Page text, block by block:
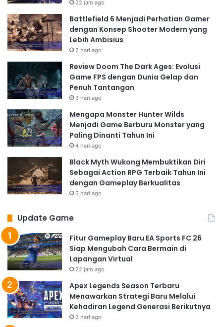
kerusakan yang diterima. Penggunaan Rage yang tepat
waktu dapat menjadi penentu kemenangan, tetapi juga
berisiko jika digunakan dengan sembrono. Pemain
harus mempertimbangkan dengan cermat kapan harus
mengaktifkan Rage, mempertimbangkan level
kesehatan karakter sendiri dan lawan. Keberhasilan
mengelola Rage Gauge merupakan bukti keahlian
pemain dalam memahami dinamika pertarungan
dalam Samurai Shodown. Ini adalah elemen yang
membedakan Samurai Shodown dari game fighting lain
dan menambah kedalaman strategi yang kompleks.
Beragam Karakter dan Gaya
Bertarung yang Unik
Samurai Shodown menawarkan roster karakter yang
beragam, masing-masing dengan gaya bertarung,
gagah berani dengan katananya, sampai Ukyo
Tachibana yang lincah dengan naginatanya, setiap
karakter memiliki kepribadian dan latar belakang yang
kaya, yang menambah kedalaman dan daya tarik
game ini. Pemain dapat memilih karakter yang sesuai
dengan gaya bermain mereka, dan mempelajari
kekuatan dan kelemahan masing-masing karakter
merupakan bagian penting dari perjalanan untuk
menguasai Samurai Shodown. Keberagaman ini
22 jam ago
Battlefield 6 Menjadi Perhatian Gamer
dengan Konsep Shooter Modern yang
Lebih Ambisius
2 hari ago
Review Doom The Dark Ages: Evolusi
Game FPS dengan Dunia Gelap dan
Penuh Tantangan
3 hari ago
Mengapa Monster Hunter Wilds
Menjadi Game Berburu Monster yang
Paling Dinanti Tahun Ini
4 hari ago
Black Myth Wukong Membuktikan Diri
Sebagai Action RPG Terbaik Tahun Ini
dengan Gameplay Berkualitas
5 hari ago
Update Game
Fitur Gameplay Baru EA Sports FC 26
Siap Mengubah Cara Bermain di
Lapangan Virtual
22 jam ago
Apex Legends Season Terbaru
Menawarkan Strategi Baru Melalui
Kehadiran Legend Generasi Berikutnya
2 hari ago